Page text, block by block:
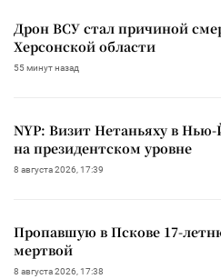
Дрон ВСУ стал причиной
Херсонской области
55 минут назад
NYP: Визит Нетаньяху в
на президентском уровне
8 августа 2026, 17:39
Пропавшую в Пскове 17-
мертвой
8 августа 2026, 17:38